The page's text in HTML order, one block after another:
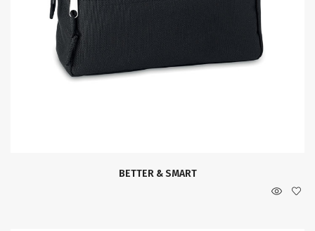
BETTER & SMART